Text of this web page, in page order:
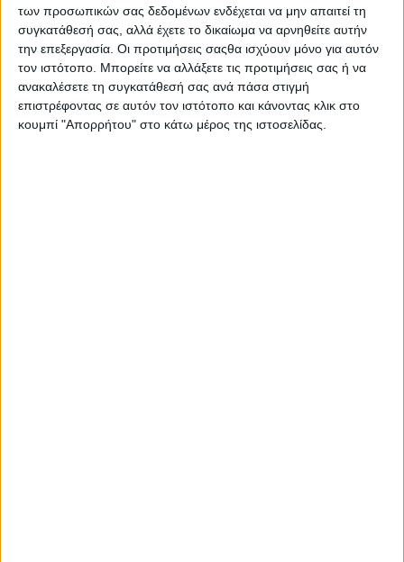
των προσωπικών σας δεδομένων ενδέχεται να μην απαιτεί τη
συγκατάθεσή σας, αλλά έχετε το δικαίωμα να αρνηθείτε αυτήν
την επεξεργασία. Οι προτιμήσεις σαςθα ισχύουν μόνο για αυτόν
τον ιστότοπο. Μπορείτε να αλλάξετε τις προτιμήσεις σας ή να
ανακαλέσετε τη συγκατάθεσή σας ανά πάσα στιγμή
επιστρέφοντας σε αυτόν τον ιστότοπο και κάνοντας κλικ στο
κουμπί "Απορρήτου" στο κάτω μέρος της ιστοσελίδας.